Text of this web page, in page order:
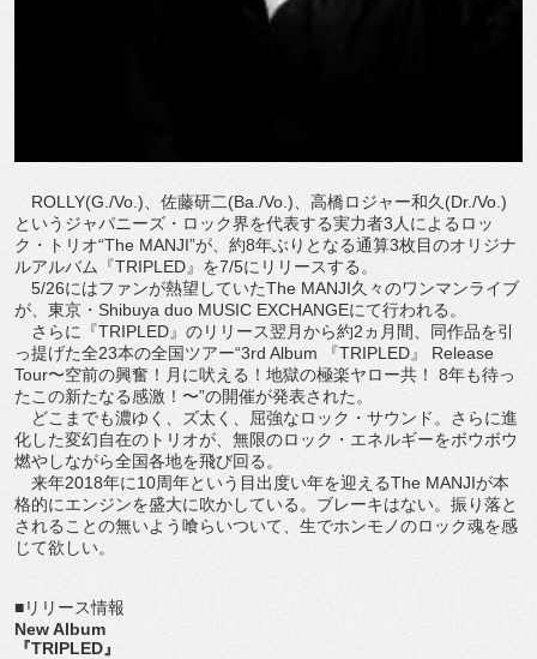
ROLLY(G./Vo.)、佐藤研二(Ba./Vo.)、高橋ロジャー和久(Dr./Vo.)
というジャパニーズ・ロック界を代表する実力者3人によるロッ
ク・トリオ“The MANJI”が、約8年ぶりとなる通算3枚目のオリジナ
ルアルバム『TRIPLED』を7/5にリリースする。
5/26にはファンが熱望していたThe MANJI久々のワンマンライブ
が、東京・Shibuya duo MUSIC EXCHANGEにて行われる。
さらに『TRIPLED』のリリース翌月から約2ヵ月間、同作品を引
っ提げた全23本の全国ツアー“3rd Album 『TRIPLED』 Release
Tour〜空前の興奮！月に吠える！地獄の極楽ヤロー共！ 8年も待っ
たこの新たなる感激！〜”の開催が発表された。
どこまでも濃ゆく、ズ太く、屈強なロック・サウンド。さらに進
化した変幻自在のトリオが、無限のロック・エネルギーをボウボウ
燃やしながら全国各地を飛び回る。
来年2018年に10周年という目出度い年を迎えるThe MANJIが本
格的にエンジンを盛大に吹かしている。ブレーキはない。振り落と
されることの無いよう喰らいついて、生でホンモノのロック魂を感
じて欲しい。
■リリース情報
New Album
『TRIPLED』